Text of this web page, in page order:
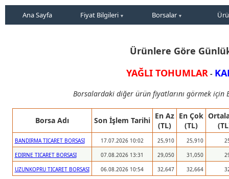
Ana Sayfa Fiyat Bilgileri Borsalar
Ürünlere Göre
YAĞLI TOHUMLAR -
Borsalardaki diğer ürün fiyatlarını görmek için
Borsa Adı Son İşlem Tarihi En Az
(TL)
En Çok
(TL)
BANDIRMA TICARET BORSASI 17.07.2026 10:02 25,910 25,910
EDIRNE TICARET BORSASI
07.08.2026 13:31 29,050 31,050
UZUNKOPRU TICARET BORSASI
06.08.2026 10:54 32,647 32,664